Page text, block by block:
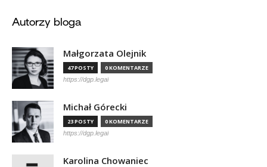
Autorzy bloga
Małgorzata Olejnik
47 POSTY 0 KOMENTARZE
https://dgp.legal
Michał Górecki
23 POSTY 0 KOMENTARZE
https://dgp.legal
Karolina Chowaniec